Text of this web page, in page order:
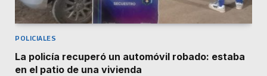
POLICIALES
La policía recuperó un automóvil robado: estaba
en el patio de una vivienda